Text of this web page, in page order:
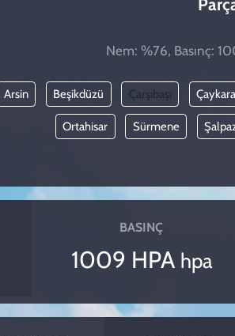
Nem: %76, Basınç:
Arsin Beşikdüzü Çarşıbaşı Çaykara
Ortahisar Sürmene
BASINÇ
1009 HPA hpa